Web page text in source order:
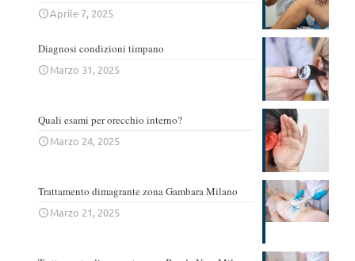
Aprile 7, 2025
Diagnosi condizioni timpano
Marzo 31, 2025
Quali esami per orecchio interno?
Marzo 24, 2025
Trattamento dimagrante zona Gambara Milano
Marzo 21, 2025